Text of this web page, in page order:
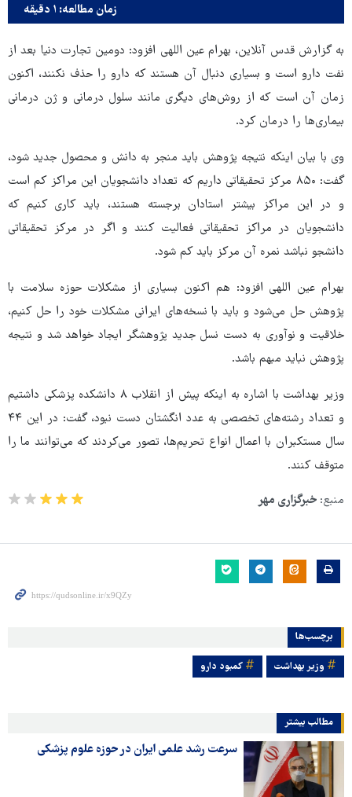
زمان مطالعه: ۱ دقیقه
به گزارش قدس آنلاین، بهرام عین اللهی افزود: دومین تجارت دنیا بعد از
نفت دارو است و بسیاری دنبال آن هستند که دارو را حذف نکنند، اکنون
زمان آن است که از روش‌های دیگری مانند سلول درمانی و ژن درمانی
بیماری‌ها را درمان کرد.
وی با بیان اینکه نتیجه پژوهش باید منجر به دانش و محصول جدید شود،
گفت: ۸۵۰ مرکز تحقیقاتی داریم که تعداد دانشجویان این مراکز کم است
و در این مراکز بیشتر استادان برجسته هستند، باید کاری کنیم که
دانشجویان در مراکز تحقیقاتی فعالیت کنند و اگر در مرکز تحقیقاتی
دانشجو نباشد نمره آن مرکز باید کم شود.
بهرام عین اللهی افزود: هم اکنون بسیاری از مشکلات حوزه سلامت با
پژوهش حل می‌شود و باید با نسخه‌های ایرانی مشکلات خود را حل کنیم،
خلاقیت و نوآوری به دست نسل جدید پژوهشگر ایجاد خواهد شد و نتیجه
پژوهش نباید مبهم باشد.
وزیر بهداشت با اشاره به اینکه پیش از انقلاب ۸ دانشکده پزشکی داشتیم
و تعداد رشته‌های تخصصی به عدد انگشتان دست نبود، گفت: در این ۴۴
سال مستکبران با اعمال انواع تحریم‌ها، تصور می‌کردند که می‌توانند ما را
متوقف کنند.
منبع: خبرگزاری مهر
برچسب‌ها
وزیر بهداشت کمبود دارو
مطالب بیشتر
سرعت رشد علمی ایران در حوزه علوم پزشکی